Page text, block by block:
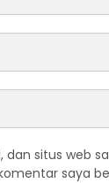
dan situs web
saya